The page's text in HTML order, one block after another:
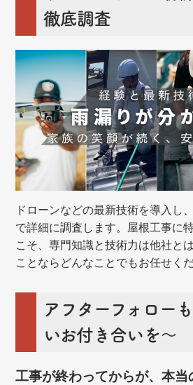
徹底調査
ドローンなどの最新技術を導入し
で詳細に調査します。屋根工事に
こそ、専門知識と技術力は他社と
ことならどんなことでもお任せくだ
アフターフォロー
いお付き合いを～
工事が終わってからが、本